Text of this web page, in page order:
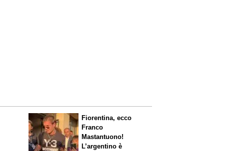
Fiorentina, ecco
Franco
Mastantuono!
L’argentino è